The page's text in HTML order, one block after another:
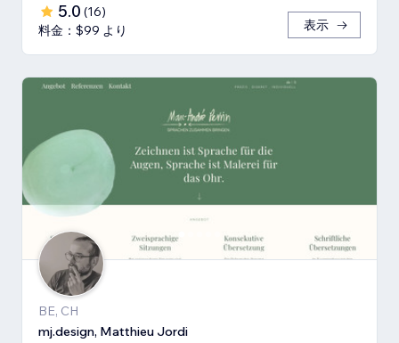
5.0 (16)
料金：$99 より
表示
BE, CH
mj.design, Matthieu Jordi